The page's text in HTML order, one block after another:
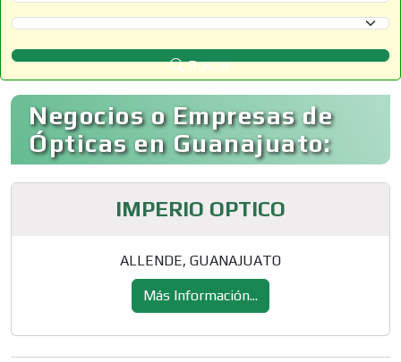
Selecciona un Municipio
Buscar
Negocios o Empresas de
Ópticas en Guanajuato:
IMPERIO OPTICO
ALLENDE, GUANAJUATO
Más Información...